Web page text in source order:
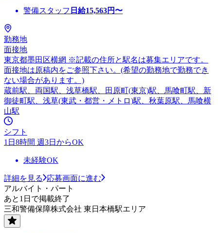
警備スタッフ 日給15,563円〜
勤務地
面接地
東京都墨田区横網 ※記載の住所と駅名は募集エリアです。
面接地は原稿内をご参照下さい。(希望の勤務地で勤務でき
ない場合があります。)
蔵前駅、両国駅、浅草橋駅、田原町(東京)駅、馬喰町駅、新
御徒町駅、浅草(東武・都営・メトロ)駅、秋葉原駅、馬喰横
山駅
シフト
1日8時間 週3日からOK
未経験OK
詳細を見る
応募画面に進む
アルバイト・パート
あと1日で掲載終了
三和警備保障株式会社 東日本橋駅エリア